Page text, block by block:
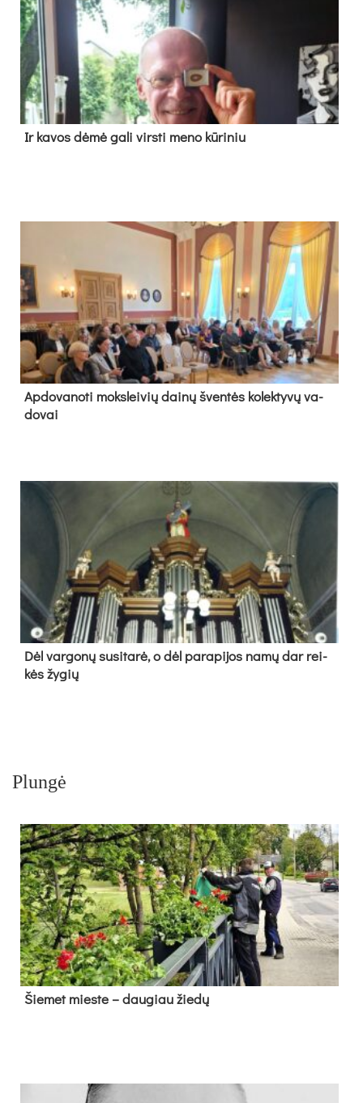
Ir ka­vos dė­mė ga­li virs­ti me­no kū­ri­niu
Ap­do­va­no­ti moks­lei­vių dai­nų šven­tės ko­lek­ty­vų va­
do­vai
Dėl var­go­nų su­si­ta­rė, o dėl pa­ra­pi­jos na­mų dar rei­
kės žy­gių
Plungė
Šie­met mies­te – dau­giau žie­dų